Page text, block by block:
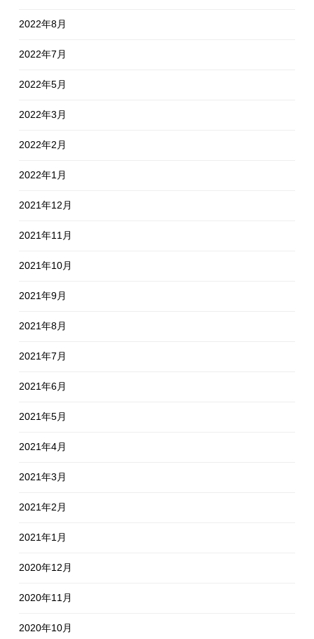
2022年8月
2022年7月
2022年5月
2022年3月
2022年2月
2022年1月
2021年12月
2021年11月
2021年10月
2021年9月
2021年8月
2021年7月
2021年6月
2021年5月
2021年4月
2021年3月
2021年2月
2021年1月
2020年12月
2020年11月
2020年10月